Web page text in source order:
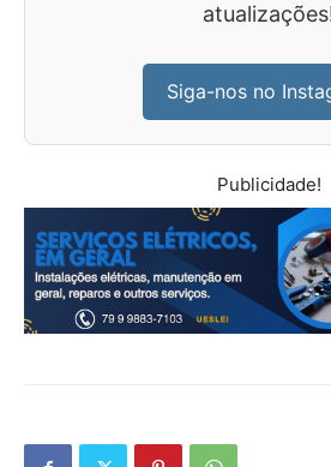
Siga-nos no
Publicidade!